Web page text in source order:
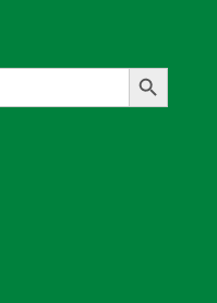
Search Button